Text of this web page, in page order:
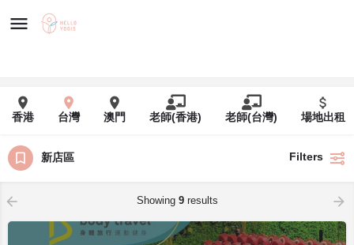
香港 台灣 澳門 老師(香港) 老師(台灣) 場地出租
新店區 Filters
Showing 9results